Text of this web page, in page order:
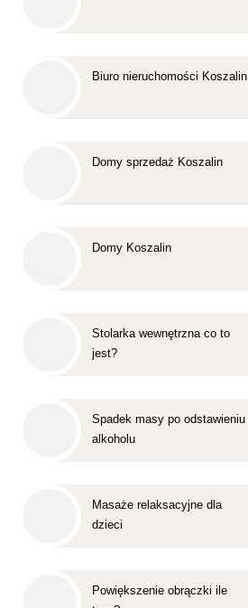
Biuro nieruchomości Koszalin
Domy sprzedaż Koszalin
Domy Koszalin
Stolarka wewnętrzna co to
jest?
Spadek masy po odstawieniu
alkoholu
Masaże relaksacyjne dla
dzieci
Powiększenie obrączki ile